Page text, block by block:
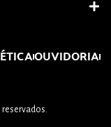
OUVIDORIA
reservados.